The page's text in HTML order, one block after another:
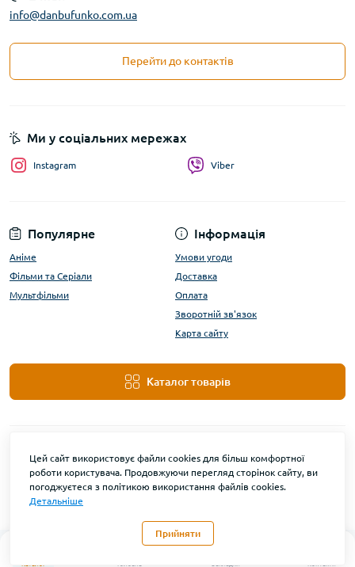
Каталог Головна Закладки Контакти
info@danbufunko.com.ua
Перейти до контактів
Популярне
Аніме
Фільми та Серіали
Мультфільми
Інформація
Умови угоди
Доставка
Оплата
Зворотній зв'язок
Карта сайту
Каталог товарів
Ми у соціальних мережах
Instagram Viber
Цей сайт використовує файли cookies для більш комфортної
роботи користувача. Продовжуючи перегляд сторінок сайту, ви
погоджуєтеся з політикою використання файлів cookies.
Детальніше
Прийняти